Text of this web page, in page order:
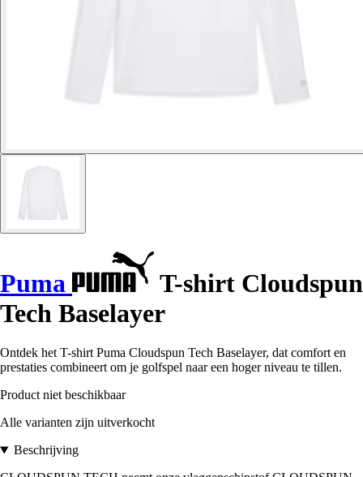
Puma
T-shirt Cloudspun
Tech Baselayer
Ontdek het T-shirt Puma Cloudspun Tech Baselayer, dat comfort en
prestaties combineert om je golfspel naar een hoger niveau te tillen.
Product niet beschikbaar
Alle varianten zijn uitverkocht
Beschrijving